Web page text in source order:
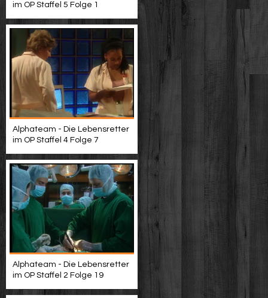
im OP Staffel 5 Folge 1
Alphateam - Die Lebensretter
im OP Staffel 4 Folge 7
Alphateam - Die Lebensretter
im OP Staffel 2 Folge 19